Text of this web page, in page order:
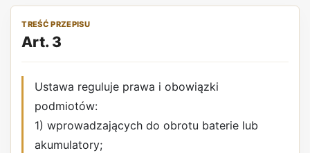
TREŚĆ PRZEPISU
Art. 3
Ustawa reguluje prawa i obowiązki
podmiotów:
1) wprowadzających do obrotu baterie lub
akumulatory;